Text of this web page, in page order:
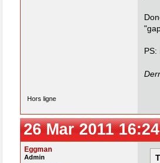
Hors ligne
26 Mar 2011
Eggman
Admin